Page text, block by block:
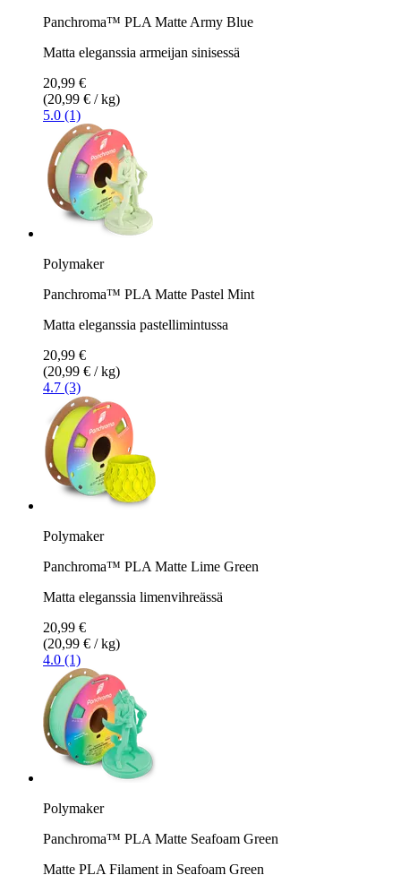
Panchroma™ PLA Matte Army Blue
Matta eleganssia armeijan sinisessä
20,99 €
(20,99 € / kg)
5.0 (1)
Polymaker
Panchroma™ PLA Matte Pastel Mint
Matta eleganssia pastellimintussa
20,99 €
(20,99 € / kg)
4.7 (3)
Polymaker
Panchroma™ PLA Matte Lime Green
Matta eleganssia limenvihreässä
20,99 €
(20,99 € / kg)
4.0 (1)
Polymaker
Panchroma™ PLA Matte Seafoam Green
Matte PLA Filament in Seafoam Green